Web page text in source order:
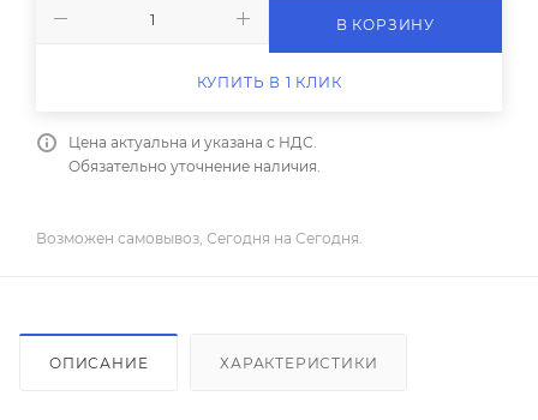
В КОРЗИНУ
КУПИТЬ В 1 КЛИК
Цена актуальна и указана с НДС.
Обязательно уточнение наличия.
Возможен самовывоз, Сегодня на Сегодня.
ОПИСАНИЕ ХАРАКТЕРИСТИКИ